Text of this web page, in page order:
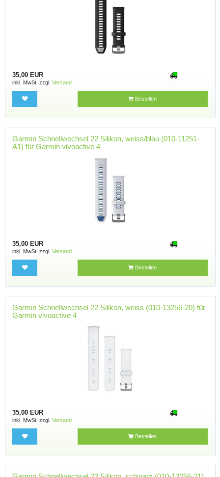
35,00 EUR
inkl. MwSt. zzgl. Versand
Bestellen
Garmin Schnellwechsel 22 Silikon, weiss/blau (010-11251-
A1) für Garmin vivoactive 4
35,00 EUR
inkl. MwSt. zzgl. Versand
Bestellen
Garmin Schnellwechsel 22 Silikon, weiss (010-13256-20) für
Garmin vivoactive 4
35,00 EUR
inkl. MwSt. zzgl. Versand
Bestellen